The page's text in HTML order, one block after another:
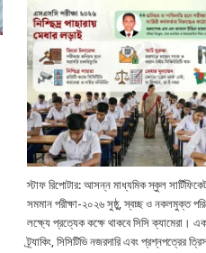
স্টাফ রিপোটার: আসন্ন মাধ্যমিক স্কুল
সমমান পরীক্ষা-২০২৬ সুষ্ঠু, স্বচ্ছ ও নকলমুক্ত
লক্ষ্যে প্রত্যেক কক্ষে থাকবে সিসি ক্যামেরা।
ট্র্যাকিং, সিসিটিভি নজরদারি এবং প্রশ্নপত্রের